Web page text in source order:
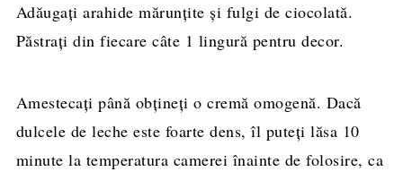
Adăugați arahide mărunțite și fulgi de ciocolată.
Păstrați din fiecare câte 1 lingură pentru decor.
Amestecați până obțineți o cremă omogenă. Dacă
dulcele de leche este foarte dens, îl puteți lăsa 10
minute la temperatura camerei înainte de folosire, ca